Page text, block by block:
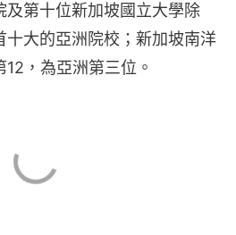
及第十位新加坡國立大學除
十大的亞洲院校；新加坡南洋
，為亞洲第三位。